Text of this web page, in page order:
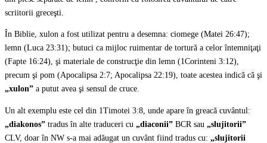
scriitorii greceşti.
În Biblie, xulon a fost utilizat pentru a desemna: ciomege (Matei 26:47);
lemn (Luca 23:31); butuci ca mijloc ruimentar de tortură a celor întemniţaţi
(Fapte 16:24), şi materiale de construcţie din lemn (1Corinteni 3:12),
precum şi pom (Apocalipsa 2:7; Apocalipsa 22:19), toate acestea indică că şi
„xulon” a putut avea şi sensul de cruce.
Un alt exemplu este cel din 1Timotei 3:8, unde apare în greacă cuvântul:
„diakonos” tradus în alte traduceri cu „diaconii” BCR sau „slujitorii”
CLV, doar în NW s-a mai adăugat un cuvânt fiind tradus cu: „slujitorii